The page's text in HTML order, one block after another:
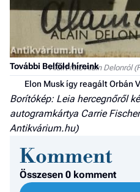
Aláírt fotó Alain Delonról
További Belföld híreink
Elon Musk így reagált Orbán
Borítókép: Leia hercegnőről
autogramkártya Carrie
Antikvárium.hu)
Komment
Összesen 0 komment